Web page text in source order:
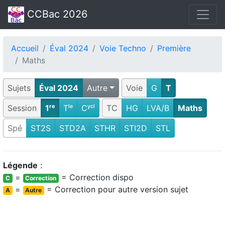
CCBac 2026
Accueil Éval 2024 Voie Techno
Première
Maths
Sujets Éval 2024 Autre Voie G
T
Session
1ʳᵉ Tˡᵉ Cʸᶜˡ TC HG LVA/B
Maths
Spé
ST2S STD2A STHR STI2D STL
Légende :
C = Correction = Correction dispo
A = Autre = Correction pour autre version sujet